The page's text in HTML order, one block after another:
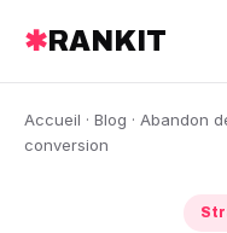
✱ RANKIT
Accueil · Blog · Abandon
conversion